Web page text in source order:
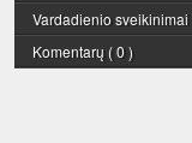
Vardadienio sveikinimai
Komentarų ( 0 )